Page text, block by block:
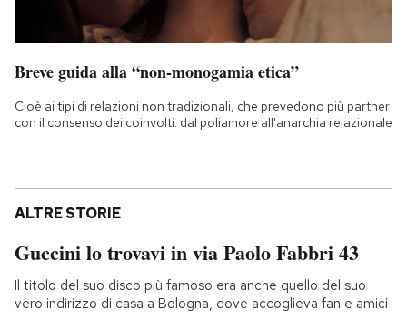
Breve guida alla “non-monogamia etica”
Cioè ai tipi di relazioni non tradizionali, che prevedono più partner
con il consenso dei coinvolti: dal poliamore all'anarchia relazionale
ALTRE STORIE
Guccini lo trovavi in via Paolo Fabbri 43
Il titolo del suo disco più famoso era anche quello del suo
vero indirizzo di casa a Bologna, dove accoglieva fan e amici